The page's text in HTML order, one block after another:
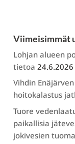
Viimeisimmät
Lohjan alueen
tietoa 24.6.2026
Vihdin
hoitokalastus
Tuore
paikallisia
jokivesien